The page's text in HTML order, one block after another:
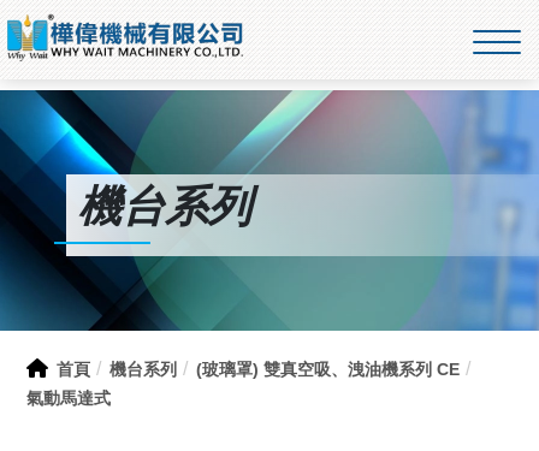
機台系列
首頁 機台系列
(玻璃罩) 雙真空吸、洩油機系列 CE
氣動馬達式